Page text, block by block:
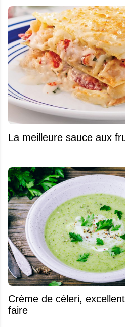
La meilleure sauce aux
Crème de céleri,
faire